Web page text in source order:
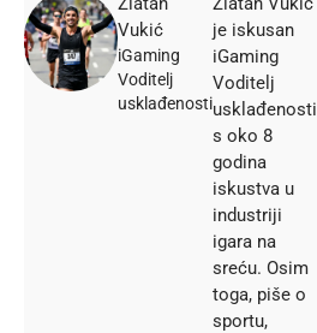
Vukić
iGaming
Voditelj
usklađenosti
je iskusan
iGaming
Voditelj
usklađenosti
s oko 8
godina
iskustva u
industriji
igara na
sreću. Osim
toga, piše o
sportu,